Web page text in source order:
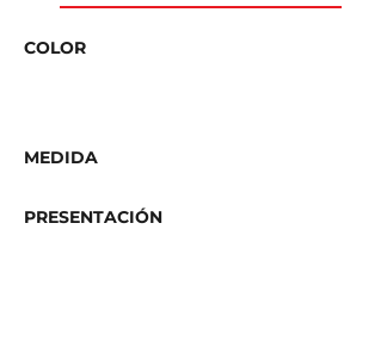
COLOR
MEDIDA
PRESENTACIÓN